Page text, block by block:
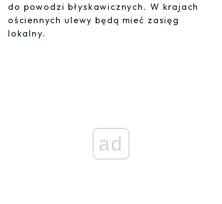
do powodzi błyskawicznych. W krajach
ościennych ulewy będą mieć zasięg
lokalny.
ad